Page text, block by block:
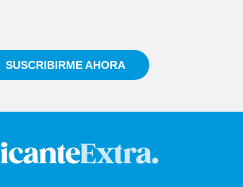
SUSCRIBIRME AHORA